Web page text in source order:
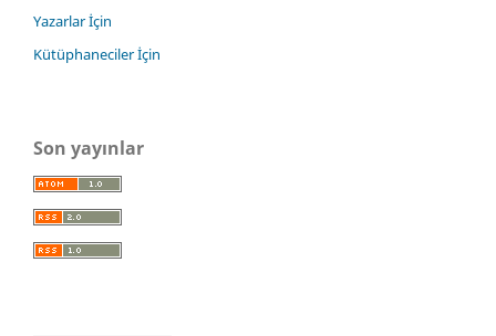
Yazarlar İçin
Kütüphaneciler İçin
Son yayınlar